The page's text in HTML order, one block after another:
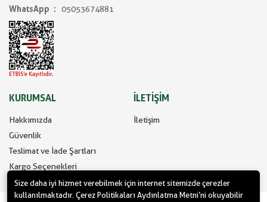
WhatsApp
05053674881
KURUMSAL
Hakkımızda
Güvenlik
Teslimat ve İade Şartları
Kargo Seçenekleri
İLETİŞİM
İletişim
Size daha iyi hizmet verebilmek için internet sitemizde çerezler
kullanılmaktadır. Çerez Politikaları Aydınlatma Metni’ni okuyabilir